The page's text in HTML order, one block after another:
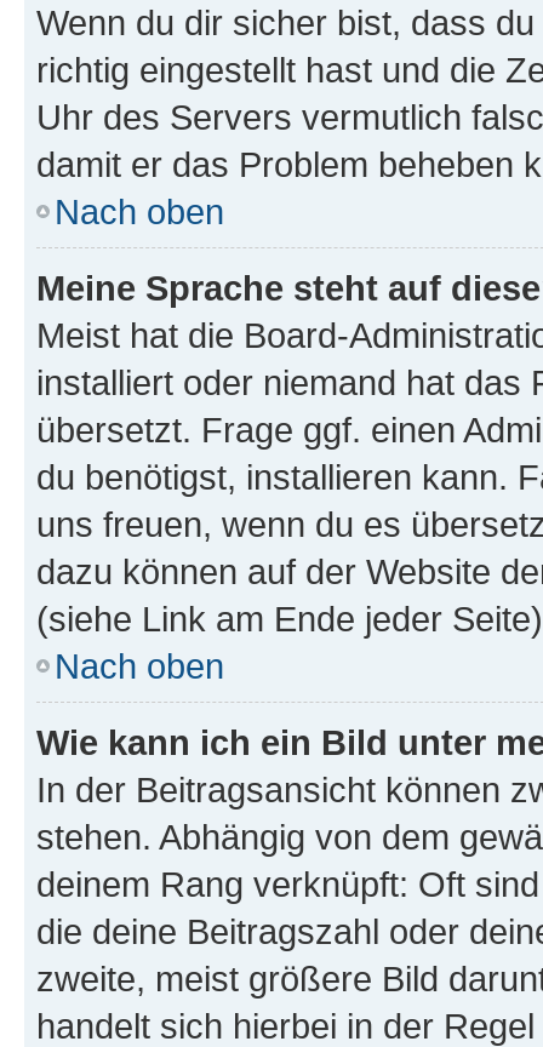
Wenn du dir sicher bist, dass
richtig eingestellt hast und die
Uhr des Servers vermutlich
damit er das Problem beheben
Nach oben
Meine Sprache steht auf
Meist hat die Board-
installiert oder niemand hat das
übersetzt. Frage ggf. einen
du benötigst, installieren kann.
uns freuen, wenn du es
dazu können auf der Website
(siehe Link am Ende jeder
Nach oben
Wie kann ich ein Bild unter
In der Beitragsansicht können
stehen. Abhängig von dem
deinem Rang verknüpft: Oft
die deine Beitragszahl oder
zweite, meist größere Bild
handelt sich hierbei in der